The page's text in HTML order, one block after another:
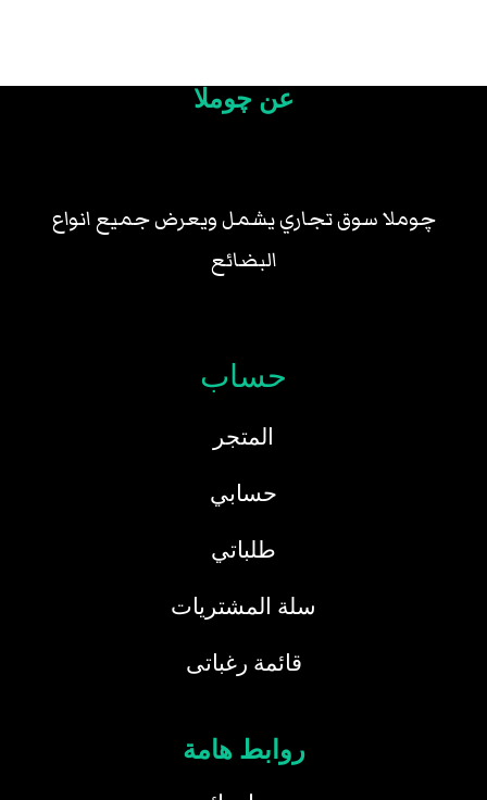
عن چوملا
چوملا سوق تجاري يشمل ويعرض جميع انواع
البضائع
حساب
المتجر
حسابي
طلباتي
سلة المشتريات
قائمة رغباتى
روابط هامة